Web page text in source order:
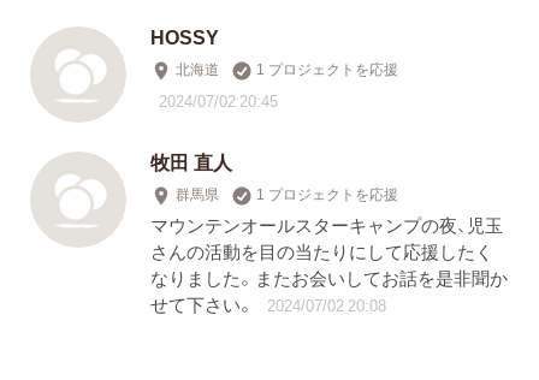
HOSSY
北海道 1 プロジェクトを応援
2024/07/02 20:45
牧田 直人
群馬県 1 プロジェクトを応援
マウンテンオールスターキャンプの夜、児玉
さんの活動を目の当たりにして応援したく
なりました。またお会いしてお話を是非聞か
せて下さい。
2024/07/02 20:08